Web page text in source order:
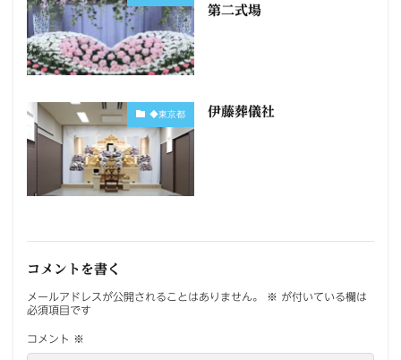
第二式場
◆東京都 伊藤葬儀社
コメントを書く
メールアドレスが公開されることはありません。 ※ が付いている欄は
必須項目です
コメント ※